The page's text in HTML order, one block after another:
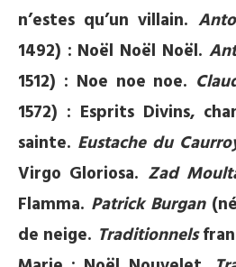
n’estes qu’un villain.
1492) : Noël Noël Noël.
1512) : Noe noe noe.
1572) : Esprits Divins,
sainte. Eustache du
Virgo Gloriosa. Zad
Flamma. Patrick Burgan
de neige. Traditionnels